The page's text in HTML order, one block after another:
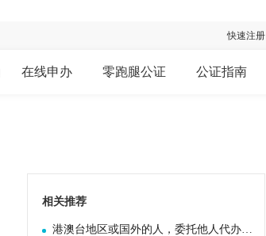
快速注册
在线申办 零跑腿公证 公证指南
相关推荐
港澳台地区或国外的人，委托他人代办国内公证事务，可以公证吗？